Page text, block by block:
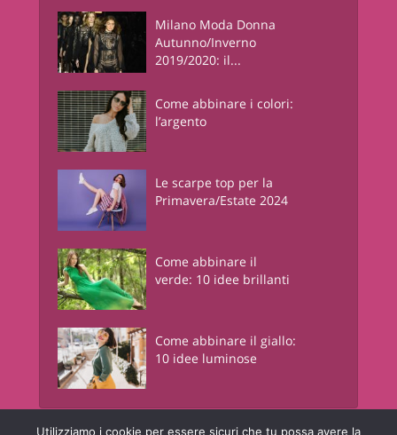
Milano Moda Donna
Autunno/Inverno
2019/2020: il...
Come abbinare i colori:
l’argento
Le scarpe top per la
Primavera/Estate 2024
Come abbinare il
verde: 10 idee brillanti
Come abbinare il giallo:
10 idee luminose
Utilizziamo i cookie per essere sicuri che tu possa avere la